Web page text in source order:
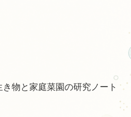
物と家庭菜園の研究ノート